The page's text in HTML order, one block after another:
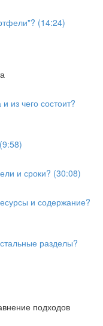
(14:24)
из чего состоит?
и сроки? (30:08)
и содержание?
разделы?
подходов